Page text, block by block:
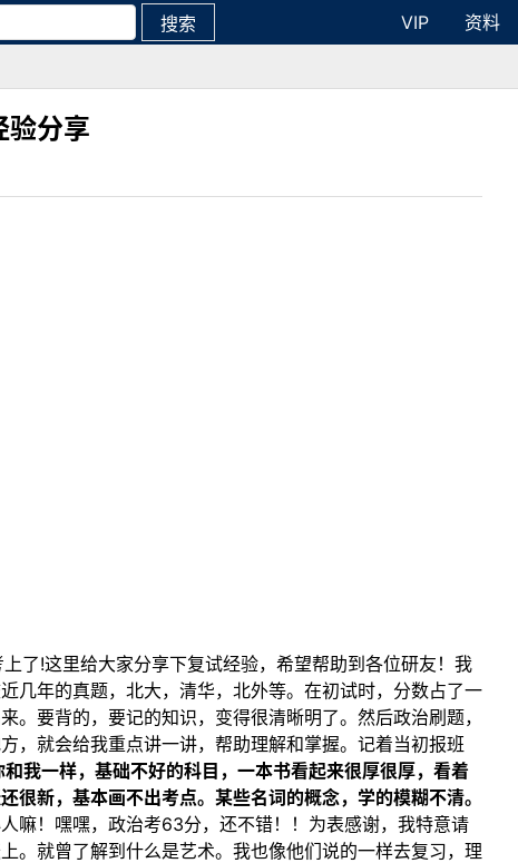
搜索 VIP
资料
验分享
了!这里给大家分享下复试经验，希望帮助到各位研友！我
几年的真题，北大，清华，北外等。在初试时，分数占了一
要背的，要记的知识，变得很清晰明了。然后政治刷题，
，就会给我重点讲一讲，帮助理解和掌握。记着当初报班
和我一样，基础不好的科目，一本书看起来很厚很厚，看着
新，基本画不出考点。某些名词的概念，学的模糊不清。
嘛！嘿嘿，政治考63分，还不错！！为表感谢，我特意请
。就曾了解到什么是艺术。我也像他们说的一样去复习，理